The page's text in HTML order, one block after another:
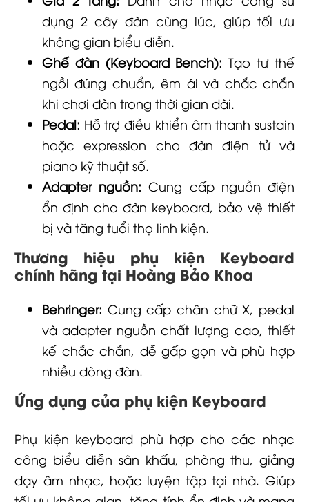
dụng 2 cây đàn cùng lúc, giúp tối ưu
không gian biểu diễn.
Ghế đàn (Keyboard Bench): Tạo tư thế
ngồi đúng chuẩn, êm ái và chắc chắn
khi chơi đàn trong thời gian dài.
Pedal: Hỗ trợ điều khiển âm thanh sustain
hoặc expression cho đàn điện tử và
piano kỹ thuật số.
Adapter nguồn: Cung cấp nguồn điện
ổn định cho đàn keyboard, bảo vệ thiết
bị và tăng tuổi thọ linh kiện.
Thương hiệu phụ kiện Keyboard
chính hãng tại Hoàng Bảo Khoa
Behringer: Cung cấp chân chữ X, pedal
và adapter nguồn chất lượng cao, thiết
kế chắc chắn, dễ gấp gọn và phù hợp
nhiều dòng đàn.
Ứng dụng của phụ kiện Keyboard
Phụ kiện keyboard phù hợp cho các nhạc
công biểu diễn sân khấu, phòng thu, giảng
dạy âm nhạc, hoặc luyện tập tại nhà. Giúp